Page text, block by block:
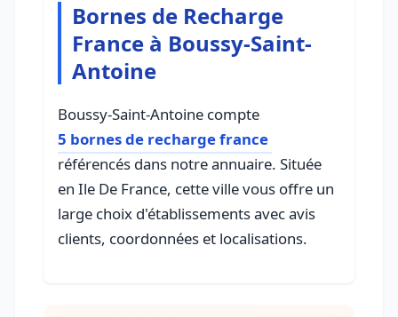
Bornes de Recharge
France à Boussy-Saint-
Antoine
Boussy-Saint-Antoine compte
5 bornes de recharge france
référencés dans notre annuaire. Située
en Ile De France, cette ville vous offre un
large choix d'établissements avec avis
clients, coordonnées et localisations.